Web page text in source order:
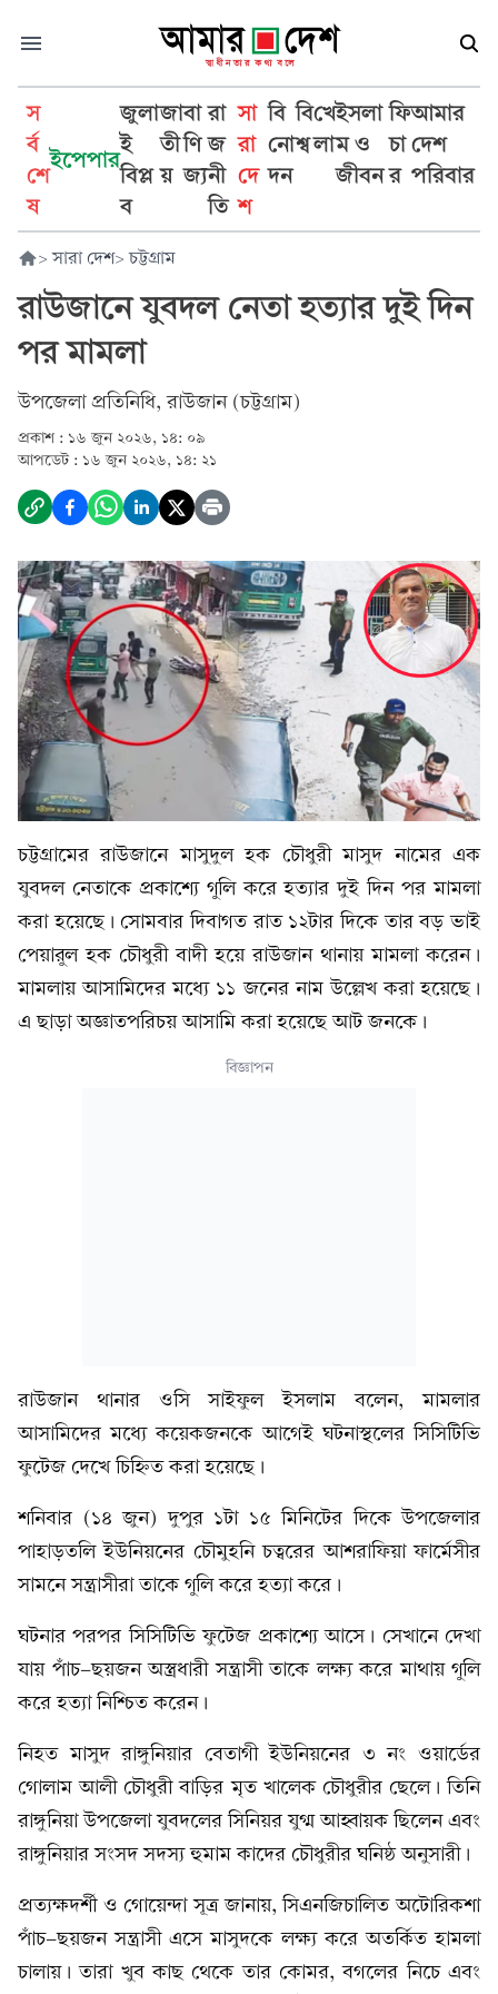
স
র্ব
শে
ষ
ইপেপার
জুলা
ই
বিপ্ল
ব
জা
তী
য়
বা
ণি
জ্য
রা
জ
নী
তি
সা
রা
দে
শ
বি
নো
দন
বি
শ্ব
খে
লা
ইসলা
ম ও
জীবন
ফি
চা
র
আমার
দেশ
পরিবার
> সারা দেশ> চট্টগ্রাম
রাউজানে যুবদল নেতা হত্যার দুই দিন
পর মামলা
উপজেলা প্রতিনিধি, রাউজান (চট্টগ্রাম)
প্রকাশ : ১৬ জুন ২০২৬, ১৪: ০৯
আপডেট : ১৬ জুন ২০২৬, ১৪: ২১
চট্টগ্রামের রাউজানে মাসুদুল হক চৌধুরী মাসুদ নামের এক
যুবদল নেতাকে প্রকাশ্যে গুলি করে হত্যার দুই দিন পর মামলা
করা হয়েছে। সোমবার দিবাগত রাত ১২টার দিকে তার বড় ভাই
পেয়ারুল হক চৌধুরী বাদী হয়ে রাউজান থানায় মামলা করেন।
মামলায় আসামিদের মধ্যে ১১ জনের নাম উল্লেখ করা হয়েছে।
এ ছাড়া অজ্ঞাতপরিচয় আসামি করা হয়েছে আট জনকে।
বিজ্ঞাপন
রাউজান থানার ওসি সাইফুল ইসলাম বলেন, মামলার
আসামিদের মধ্যে কয়েকজনকে আগেই ঘটনাস্থলের সিসিটিভি
ফুটেজ দেখে চিহ্নিত করা হয়েছে।
শনিবার (১৪ জুন) দুপুর ১টা ১৫ মিনিটের দিকে উপজেলার
পাহাড়তলি ইউনিয়নের চৌমুহনি চত্বরের আশরাফিয়া ফার্মেসীর
সামনে সন্ত্রাসীরা তাকে গুলি করে হত্যা করে।
ঘটনার পরপর সিসিটিভি ফুটেজ প্রকাশ্যে আসে। সেখানে দেখা
যায় পাঁচ-ছয়জন অস্ত্রধারী সন্ত্রাসী তাকে লক্ষ্য করে মাথায় গুলি
করে হত্যা নিশ্চিত করেন।
নিহত মাসুদ রাঙ্গুনিয়ার বেতাগী ইউনিয়নের ৩ নং ওয়ার্ডের
গোলাম আলী চৌধুরী বাড়ির মৃত খালেক চৌধুরীর ছেলে। তিনি
রাঙ্গুনিয়া উপজেলা যুবদলের সিনিয়র যুগ্ম আহ্বায়ক ছিলেন এবং
রাঙ্গুনিয়ার সংসদ সদস্য হুমাম কাদের চৌধুরীর ঘনিষ্ঠ অনুসারী।
প্রত্যক্ষদর্শী ও গোয়েন্দা সূত্র জানায়, সিএনজিচালিত অটোরিকশা
পাঁচ-ছয়জন সন্ত্রাসী এসে মাসুদকে লক্ষ্য করে অতর্কিত হামলা
চালায়। তারা খুব কাছ থেকে তার কোমর, বগলের নিচে এবং